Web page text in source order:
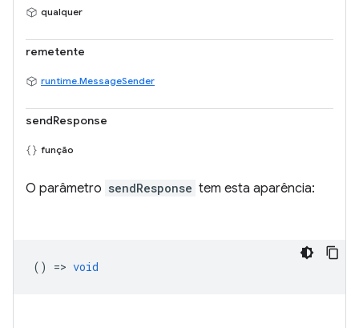
qualquer
remetente
runtime.MessageSender
sendResponse
função
O parâmetro sendResponse tem esta aparência:
() => void